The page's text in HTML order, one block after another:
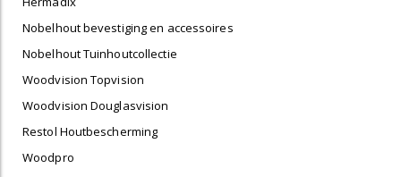
Nobelhout bevestiging en accessoires
Nobelhout Tuinhoutcollectie
Woodvision Topvision
Woodvision Douglasvision
Restol Houtbescherming
Woodpro